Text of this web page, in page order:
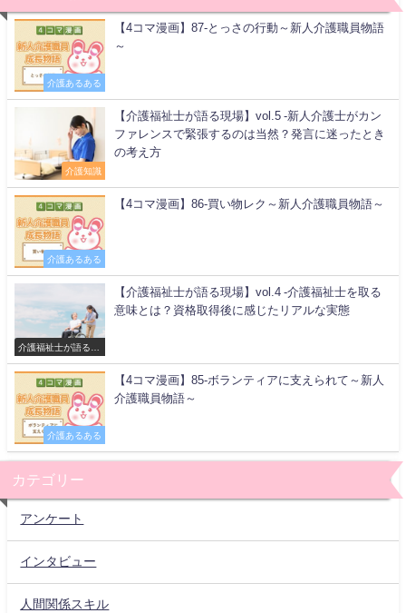
介護あるある
【4コマ漫画】87-とっさの行動～新人介護職員物語
～
介護知識
【介護福祉士が語る現場】vol.5 -新人介護士がカン
ファレンスで緊張するのは当然？発言に迷ったとき
の考え方
介護あるある
【4コマ漫画】86-買い物レク～新人介護職員物語～
介護福祉士が語る現
【介護福祉士が語る現場】vol.4 -介護福祉士を取る
意味とは？資格取得後に感じたリアルな実態
介護あるある
【4コマ漫画】85-ボランティアに支えられて～新人
介護職員物語～
カテゴリー
アンケート
インタビュー
人間関係スキル